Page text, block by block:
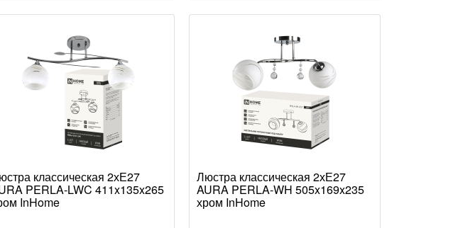
классическая 2хЕ27
PERLA-LWC 411x135x265
InHome
Люстра классическая 2хЕ27
AURA PERLA-WH 505x169x235
хром InHome